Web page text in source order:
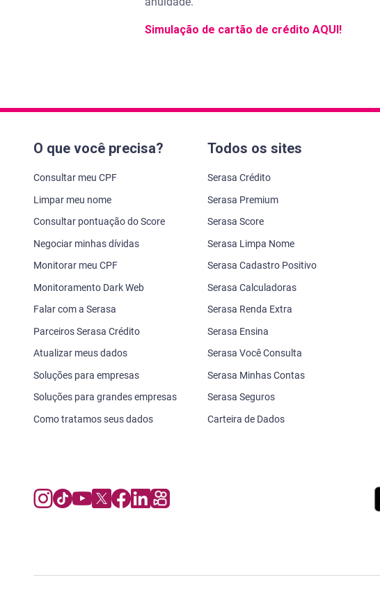
Simulação de cartão de crédito AQUI!
O que você precisa?
Consultar meu CPF
Limpar meu nome
Consultar pontuação do Score
Negociar minhas dívidas
Monitorar meu CPF
Monitoramento Dark Web
Falar com a Serasa
Parceiros Serasa Crédito
Atualizar meus dados
Soluções para empresas
Soluções para grandes empresas
Como tratamos seus dados
Todos os sites
Serasa Crédito
Serasa Premium
Serasa Score
Serasa Limpa Nome
Serasa Cadastro Positivo
Serasa Calculadoras
Serasa Renda Extra
Serasa Ensina
Serasa Você Consulta
Serasa Minhas Contas
Serasa Seguros
Carteira de Dados